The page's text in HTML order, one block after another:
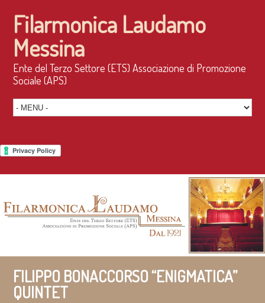
Filarmonica Laudamo
Messina
Ente del Terzo Settore (ETS) Associazione di Promozione
Sociale (APS)
FILIPPO BONACCORSO “ENIGMATICA”
QUINTET